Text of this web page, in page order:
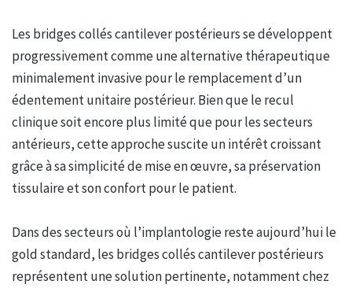
Les bridges collés cantilever postérieurs se développent
progressivement comme une alternative thérapeutique
minimalement invasive pour le remplacement d’un
édentement unitaire postérieur. Bien que le recul
clinique soit encore plus limité que pour les secteurs
antérieurs, cette approche suscite un intérêt croissant
grâce à sa simplicité de mise en œuvre, sa préservation
tissulaire et son confort pour le patient.
Dans des secteurs où l’implantologie reste aujourd’hui le
gold standard, les bridges collés cantilever postérieurs
représentent une solution pertinente, notamment chez